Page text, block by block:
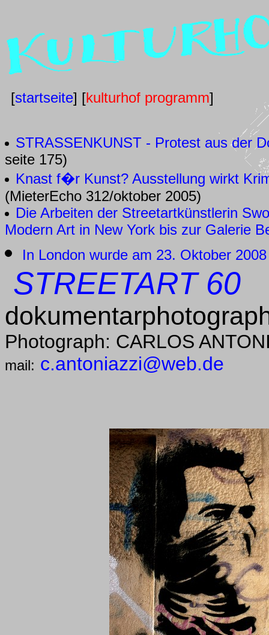
[startseite] [kulturhof programm]
STRASSENKUNST - Protest aus der
seite 175)
Knast f�r Kunst? Ausstellung wirkt
(MieterEcho 312/oktober 2005)
Die Arbeiten der Streetartkünstlerin
Modern Art in New York bis zur Galerie
In London wurde am 23. Oktober
STREETART 60
Photograph: CARLOS
mail: c.antoniazzi@web.de